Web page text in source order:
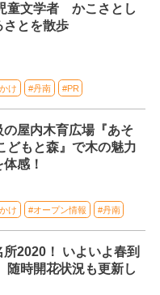
童文学者 かこさとし
さとを散歩
け #丹南 #PR
の屋内木育広場『あそ
どもと森』で木の魅力
感！
け #オープン情報 #丹南
2020！ いよいよ春到
随時開花状況も更新し